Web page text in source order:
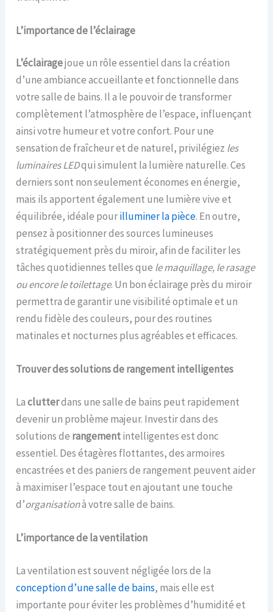
L’importance de l’éclairage
L’éclairagejoue un rôle essentiel dans la création
d’une ambiance accueillante et fonctionnelle dans
votre salle de bains. Il a le pouvoir de transformer
complètement l’atmosphère de l’espace, influençant
ainsi votre humeur et votre confort. Pour une
sensation de fraîcheur et de naturel, privilégiez les
luminaires LEDqui simulent la lumière naturelle. Ces
derniers sont non seulement économes en énergie,
mais ils apportent également une lumière vive et
équilibrée, idéale pourilluminer la pièce. En outre,
pensez à positionner des sources lumineuses
stratégiquement près du miroir, afin de faciliter les
tâches quotidiennes telles que le maquillage, le rasage
ou encore le toilettage. Un bon éclairage près du miroir
permettra de garantir une visibilité optimale et un
rendu fidèle des couleurs, pour des routines
matinales et nocturnes plus agréables et efficaces.
Trouver des solutions de rangement intelligentes
Laclutterdans une salle de bains peut rapidement
devenir un problème majeur. Investir dans des
solutions de rangementintelligentes est donc
essentiel. Des étagères flottantes, des armoires
encastrées et des paniers de rangement peuvent aider
à maximiser l’espace tout en ajoutant une touche
d’organisationà votre salle de bains.
L’importance de la ventilation
La ventilation est souvent négligée lors de la
conception d’une salle de bains, mais elle est
importante pour éviter les problèmes d’humidité et